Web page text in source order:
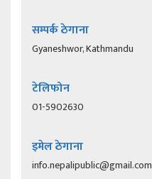
सम्पर्क ठेगाना
Gyaneshwor, Kathmandu
टेलिफोन
01-5902630
इमेल ठेगाना
info.nepalipublic@gmail.com